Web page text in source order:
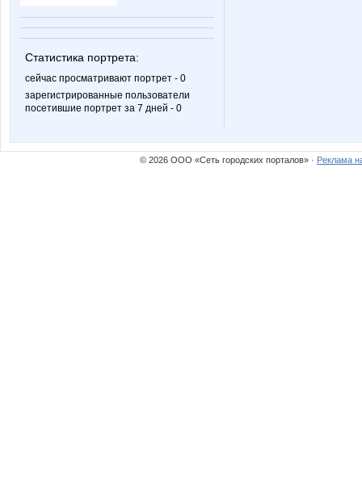
Статистика портрета:
сейчас просматривают портрет - 0
зарегистрированные пользователи
посетившие портрет за 7 дней - 0
© 2026 ООО «Сеть городских порталов» · Реклама